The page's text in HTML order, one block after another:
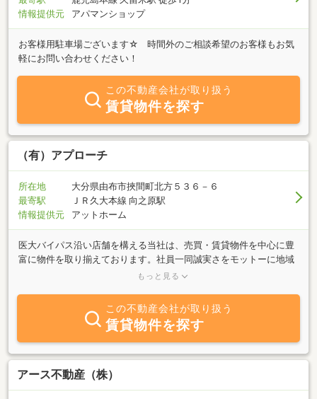
情報提供元
アパマンショップ
お客様用駐車場ございます☆ 時間外のご相談希望のお客様もお気
軽にお問い合わせください！
この不動産会社が取り扱う
賃貸物件を探す
（有）アプローチ
所在地
大分県由布市挾間町北方５３６－６
最寄駅
ＪＲ久大本線 向之原駅
情報提供元
アットホーム
医大バイパス沿い店舗を構える当社は、売買・賃貸物件を中心に豊
富に物件を取り揃えております。社員一同誠実さをモットーに地域
に密着した営業を行っておりますので、買いたい・売りたい・借り
内で明るい女性スタッフが、真心を込めてご案内させて頂きます。
もちろん大分市内や近郊の物件もお任せ下さい。
もっと見る
この不動産会社が取り扱う
賃貸物件を探す
アース不動産（株）